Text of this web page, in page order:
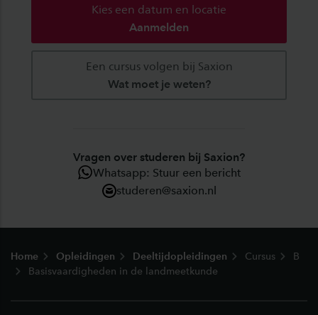
Kies een datum en locatie
Aanmelden
Een cursus volgen bij Saxion
Wat moet je weten?
Vragen over studeren bij Saxion?
Whatsapp: Stuur een bericht
studeren@saxion.nl
Home Opleidingen Deeltijdopleidingen Cursus
B
Basisvaardigheden in de landmeetkunde